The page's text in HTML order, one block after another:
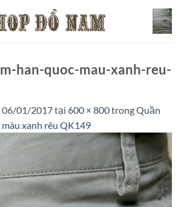
han-quoc-mau-xanh-reu-
06/01/2017tại 600 × 800trongQuần
xanh rêu QK149